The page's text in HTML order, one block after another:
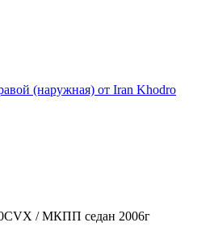
(наружная) от Iran Khodro
/ МКПП седан 2006г